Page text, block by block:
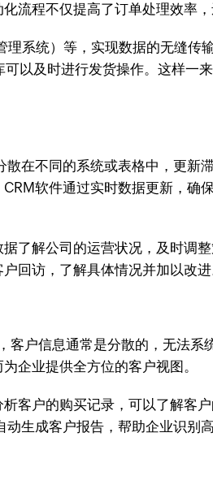
流程不仅提高了订单处理效率
系统）等，实现数据的无缝传
以及时进行发货操作。这样一
在不同的系统或表格中，更新
软件通过实时数据更新，确
了解公司的运营状况，及时调
回访，了解具体情况并加以改进
户信息通常是分散的，无法系
企业提供全方位的客户视图。
客户的购买记录，可以了解客
生成客户报告，帮助企业识别